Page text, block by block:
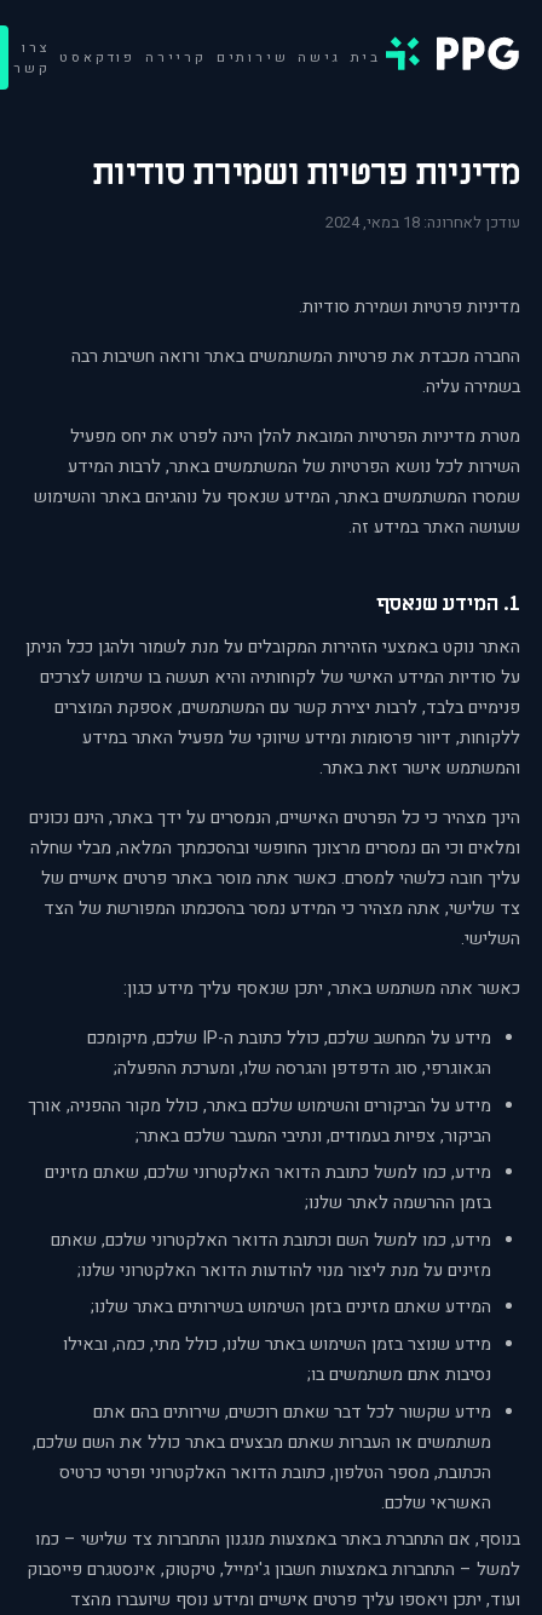
בית גישה שירותים קריירה פודקאסט
צרו
קשר
מדיניות פרטיות ושמירת סודיות
עודכן לאחרונה: 18 במאי, 2024
מדיניות פרטיות ושמירת סודיות.
החברה מכבדת את פרטיות המשתמשים באתר ורואה חשיבות רבה
בשמירה עליה.
מטרת מדיניות הפרטיות המובאת להלן הינה לפרט את יחס מפעיל
השירות לכל נושא הפרטיות של המשתמשים באתר, לרבות המידע
שמסרו המשתמשים באתר, המידע שנאסף על נוהגיהם באתר והשימוש
שעושה האתר במידע זה.
1. המידע שנאסף
האתר נוקט באמצעי הזהירות המקובלים על מנת לשמור ולהגן ככל הניתן
על סודיות המידע האישי של לקוחותיה והיא תעשה בו שימוש לצרכים
פנימיים בלבד, לרבות יצירת קשר עם המשתמשים, אספקת המוצרים
ללקוחות, דיוור פרסומות ומידע שיווקי של מפעיל האתר במידע
והמשתמש אישר זאת באתר.
הינך מצהיר כי כל הפרטים האישיים, הנמסרים על ידך באתר, הינם נכונים
ומלאים וכי הם נמסרים מרצונך החופשי ובהסכמתך המלאה, מבלי שחלה
עליך חובה כלשהי למסרם. כאשר אתה מוסר באתר פרטים אישיים של
צד שלישי, אתה מצהיר כי המידע נמסר בהסכמתו המפורשת של הצד
השלישי.
כאשר אתה משתמש באתר, יתכן שנאסף עליך מידע כגון:
מידע על המחשב שלכם, כולל כתובת ה-IP שלכם, מיקומכם
הגאוגרפי, סוג הדפדפן והגרסה שלו, ומערכת ההפעלה;
מידע על הביקורים והשימוש שלכם באתר, כולל מקור ההפניה, אורך
הביקור, צפיות בעמודים, ונתיבי המעבר שלכם באתר;
מידע, כמו למשל כתובת הדואר האלקטרוני שלכם, שאתם מזינים
בזמן ההרשמה לאתר שלנו;
מידע, כמו למשל השם וכתובת הדואר האלקטרוני שלכם, שאתם
מזינים על מנת ליצור מנוי להודעות הדואר האלקטרוני שלנו;
המידע שאתם מזינים בזמן השימוש בשירותים באתר שלנו;
מידע שנוצר בזמן השימוש באתר שלנו, כולל מתי, כמה, ובאילו
נסיבות אתם משתמשים בו;
מידע שקשור לכל דבר שאתם רוכשים, שירותים בהם אתם
משתמשים או העברות שאתם מבצעים באתר כולל את השם שלכם,
הכתובת, מספר הטלפון, כתובת הדואר האלקטרוני ופרטי כרטיס
האשראי שלכם.
בנוסף, אם התחברת באתר באמצעות מנגנון התחברות צד שלישי – כמו
למשל – התחברות באמצעות חשבון ג'ימייל, טיקטוק, אינסטגרם פייסבוק
ועוד, יתכן ויאספו עליך פרטים אישיים ומידע נוסף שיועברו מהצד